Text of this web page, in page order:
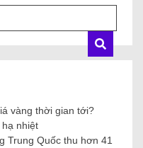
vàng thời gian tới?
nhiệt
Trung Quốc thu hơn 41